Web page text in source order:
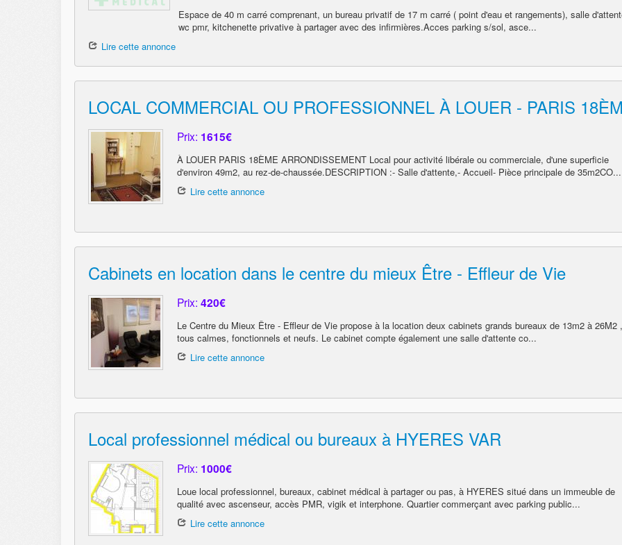
Espace de 40 m carré comprenant, un bureau privatif de 17 m carré ( point d'eau et rangements), salle
wc pmr, kitchenette privative à partager avec des infirmières.Acces parking s/sol, asce...
Lire cette annonce
LOCAL COMMERCIAL OU PROFESSIONNEL À LOUER - PARIS
Prix: 1615€
À LOUER PARIS 18ÈME ARRONDISSEMENT Local pour activité libérale ou commerciale, d'une superficie
d'environ 49m2, au rez-de-chaussée.DESCRIPTION :- Salle d'attente,- Accueil- Pièce principale de 35m2CO...
Lire cette annonce
Cabinets en location dans le centre du mieux Être - Effleur de Vie
Prix: 420€
Le Centre du Mieux Être - Effleur de Vie propose à la location deux cabinets grands bureaux de 13m2 à 26M2 ,
tous calmes, fonctionnels et neufs. Le cabinet compte également une salle d'attente co...
Lire cette annonce
Local professionnel médical ou bureaux à HYERES VAR
Prix: 1000€
Loue local professionnel, bureaux, cabinet médical à partager ou pas, à HYERES situé dans un immeuble de
qualité avec ascenseur, accès PMR, vigik et interphone. Quartier commerçant avec parking public...
Lire cette annonce